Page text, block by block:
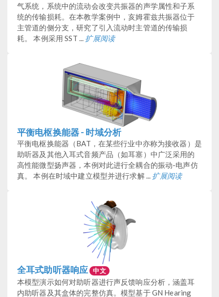
气系统，系统中的流动会改变共振器的声学属性和子系
统的传输损耗。在本教学案例中，亥姆霍兹共振器位于
主管道的侧分支，研究了引入流动时主管道的传输损
耗。 本例采用 SST ... 扩展阅读
平衡电枢换能器 - 时域分析
平衡电枢换能器（BAT，在某些行业中亦称为接收器）是
助听器及其他入耳式音频产品（如耳塞）中广泛采用的
高性能微型扬声器，本例对此进行全耦合的振动-电声仿
真。 本例在时域中建立模型并进行求解 ... 扩展阅读
全耳式助听器响应 中文
本模型演示如何对助听器进行声反馈响应分析，涵盖耳
内助听器及其盒体的完整仿真。模型基于 GN Hearing